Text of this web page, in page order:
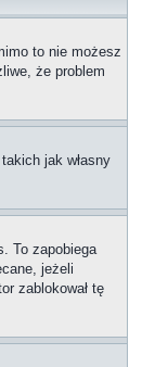
to nie możesz
że problem
jak własny
To zapobiega
jeżeli
zablokował tę